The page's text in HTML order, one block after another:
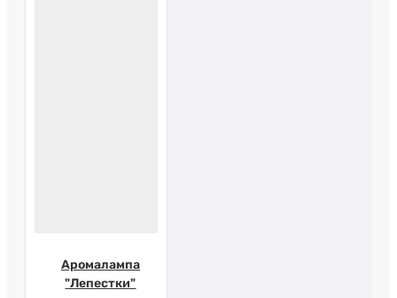
Аромалампа
"Лепестки"